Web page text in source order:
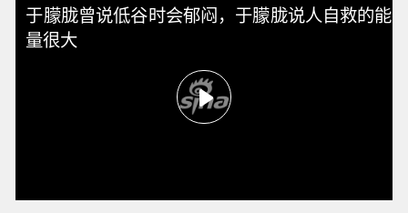
于朦胧曾说低谷时会郁闷，于朦胧说人自救的能
量很大